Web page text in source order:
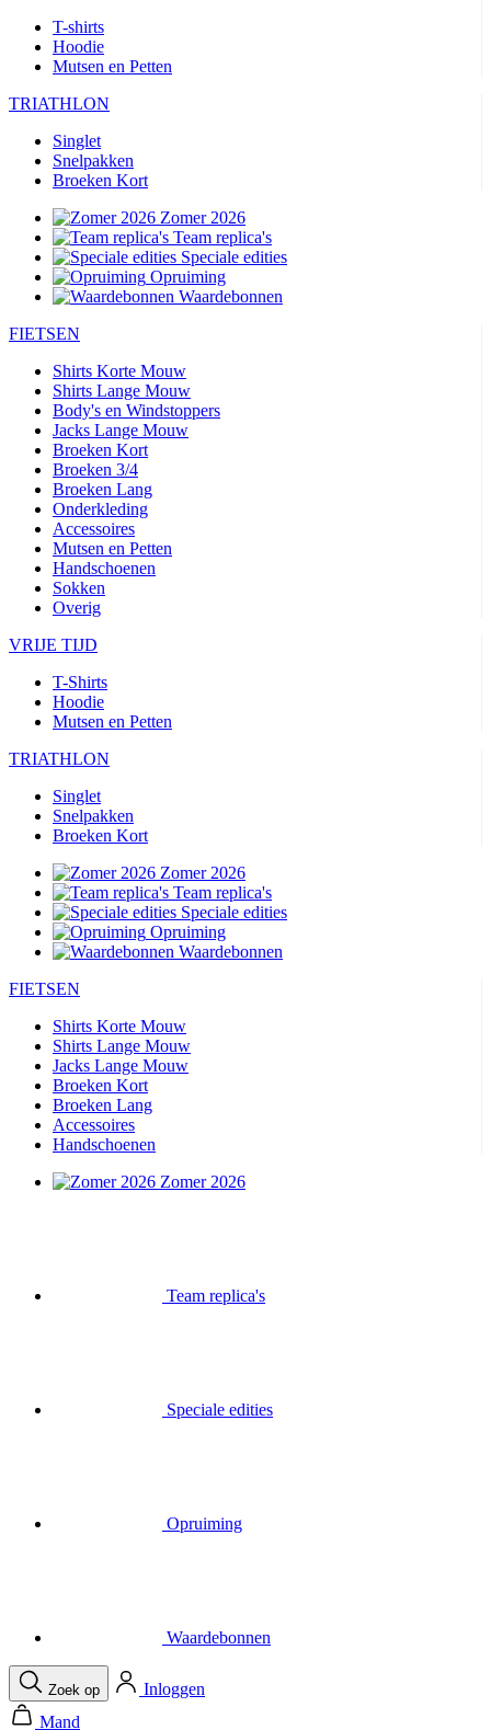
T-shirts
Hoodie
Mutsen en Petten
TRIATHLON
Singlet
Snelpakken
Broeken Kort
Zomer 2026
Team replica's
Speciale edities
Opruiming
Waardebonnen
FIETSEN
Shirts Korte Mouw
Shirts Lange Mouw
Body's en Windstoppers
Jacks Lange Mouw
Broeken Kort
Broeken 3/4
Broeken Lang
Onderkleding
Accessoires
Mutsen en Petten
Handschoenen
Sokken
Overig
VRIJE TIJD
T-Shirts
Hoodie
Mutsen en Petten
TRIATHLON
Singlet
Snelpakken
Broeken Kort
Zomer 2026
Team replica's
Speciale edities
Opruiming
Waardebonnen
FIETSEN
Shirts Korte Mouw
Shirts Lange Mouw
Jacks Lange Mouw
Broeken Kort
Broeken Lang
Accessoires
Handschoenen
Zomer 2026
Je mandje is leeg
Menu Sluit
Bel
Zoek op